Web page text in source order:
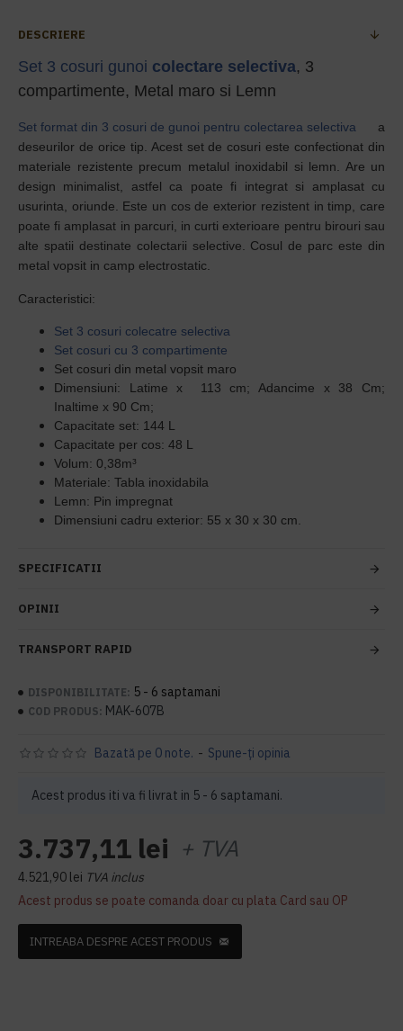
DESCRIERE
Set 3 cosuri gunoi colectare selectiva, 3
compartimente, Metal maro si Lemn
Set format din 3 cosuri de gunoi pentru colectarea selectiva a
deseurilor de orice tip. Acest set de cosuri este confectionat din
materiale rezistente precum metalul inoxidabil si lemn. Are un
design minimalist, astfel ca poate fi integrat si amplasat cu
usurinta, oriunde. Este un cos de exterior rezistent in timp, care
poate fi amplasat in parcuri, in curti exterioare pentru birouri sau
alte spatii destinate colectarii selective. Cosul de parc este din
metal vopsit in camp electrostatic.
Caracteristici:
Set 3 cosuri colecatre selectiva
Set cosuri cu 3 compartimente
Set cosuri din metal vopsit maro
Dimensiuni: Latime x 113 cm; Adancime x 38 Cm;
Inaltime x 90 Cm;
Capacitate set: 144 L
Capacitate per cos: 48 L
Volum: 0,38m³
Materiale: Tabla inoxidabila
Lemn: Pin impregnat
Dimensiuni cadru exterior: 55 x 30 x 30 cm.
SPECIFICATII
OPINII
TRANSPORT RAPID
DISPONIBILITATE: 5 - 6 saptamani
COD PRODUS: MAK-607B
Acest produs iti va fi livrat in 5 - 6 saptamani.
Bazată pe 0 note. - Spune-ţi opinia
3.737,11 lei + TVA
4.521,90 lei TVA inclus
Acest produs se poate comanda doar cu plata Card sau OP
INTREABA DESPRE ACEST PRODUS